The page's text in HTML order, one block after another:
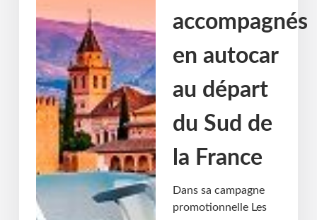
accompagnés
en autocar
au départ
du Sud de
la France
Dans sa campagne
promotionnelle Les